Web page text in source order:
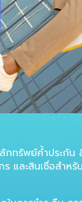
ทรัพย์ค้ำประกั
ละสินเชื่อสำห